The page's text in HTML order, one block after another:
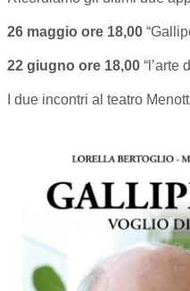
26 maggio ore 18,00
22 giugno ore 18,00 “l’arte
I due incontri al teatro